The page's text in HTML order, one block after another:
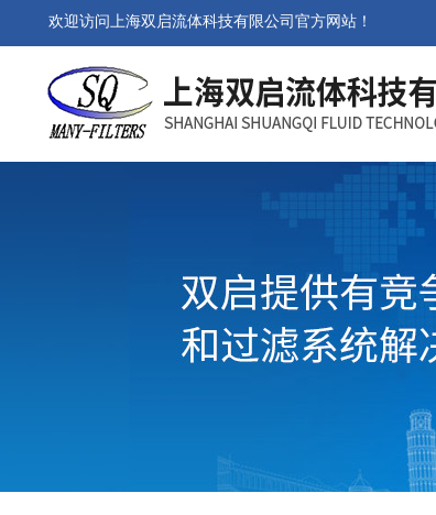
欢迎访问上海双启流体科技有限公司官方网站！